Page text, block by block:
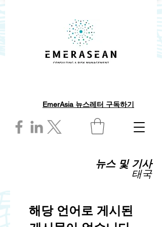
EmerAsia 뉴스레터 구독하기
뉴스 및 기사
태국
해당 언어로 게시된